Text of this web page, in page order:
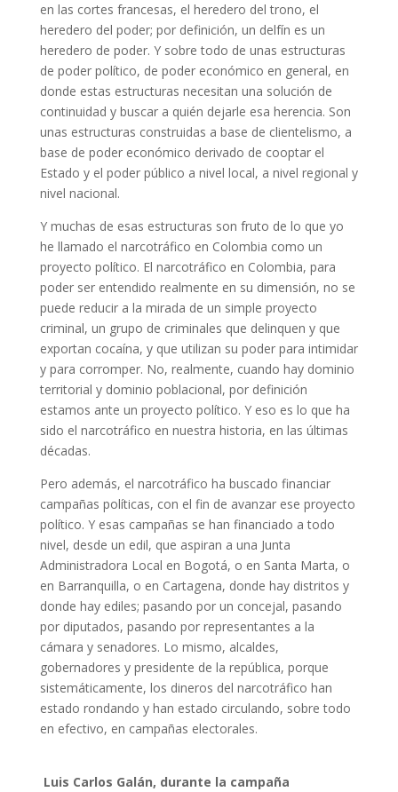
en las cortes francesas, el heredero del trono, el
heredero del poder; por definición, un delfín es un
heredero de poder. Y sobre todo de unas estructuras
de poder político, de poder económico en general, en
donde estas estructuras necesitan una solución de
continuidad y buscar a quién dejarle esa herencia. Son
unas estructuras construidas a base de clientelismo, a
base de poder económico derivado de cooptar el
Estado y el poder público a nivel local, a nivel regional y
nivel nacional.
Y muchas de esas estructuras son fruto de lo que yo
he llamado el narcotráfico en Colombia como un
proyecto político. El narcotráfico en Colombia, para
poder ser entendido realmente en su dimensión, no se
puede reducir a la mirada de un simple proyecto
criminal, un grupo de criminales que delinquen y que
exportan cocaína, y que utilizan su poder para intimidar
y para corromper. No, realmente, cuando hay dominio
territorial y dominio poblacional, por definición
estamos ante un proyecto político. Y eso es lo que ha
sido el narcotráfico en nuestra historia, en las últimas
décadas.
Pero además, el narcotráfico ha buscado financiar
campañas políticas, con el fin de avanzar ese proyecto
político. Y esas campañas se han financiado a todo
nivel, desde un edil, que aspiran a una Junta
Administradora Local en Bogotá, o en Santa Marta, o
en Barranquilla, o en Cartagena, donde hay distritos y
donde hay ediles; pasando por un concejal, pasando
por diputados, pasando por representantes a la
cámara y senadores. Lo mismo, alcaldes,
gobernadores y presidente de la república, porque
sistemáticamente, los dineros del narcotráfico han
estado rondando y han estado circulando, sobre todo
en efectivo, en campañas electorales.
Luis Carlos Galán, durante la campaña